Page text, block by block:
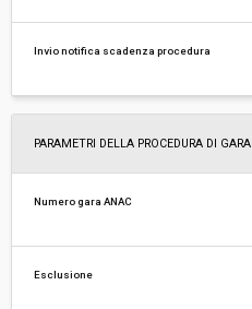
Invio notifica scadenza procedura
PARAMETRI DELLA PROCEDURA DI GARA
Numero gara ANAC
Esclusione